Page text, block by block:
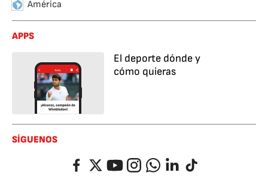
América
APPS
El deporte dónde y
cómo quieras
SÍGUENOS
FacebookTwitterYouTubeInstagramWhatsappLinkedIn
TikTok